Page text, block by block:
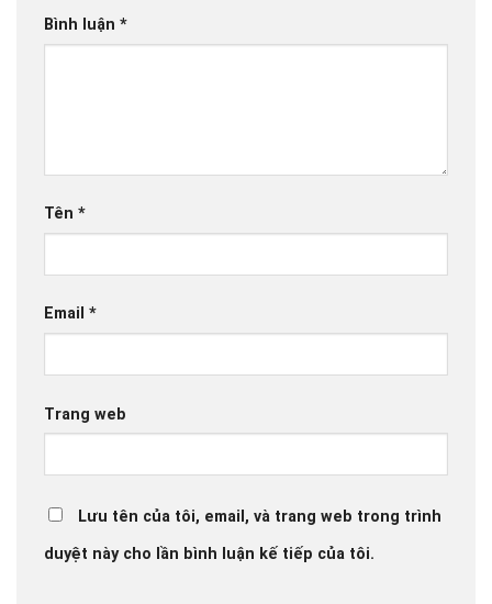
Bình luận *
Tên *
Email *
Trang web
Lưu tên của tôi, email, và trang web trong trình
duyệt này cho lần bình luận kế tiếp của tôi.